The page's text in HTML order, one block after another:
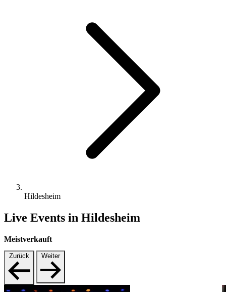
Hildesheim
Live Events in Hildesheim
Meistverkauft
Zurück Weiter